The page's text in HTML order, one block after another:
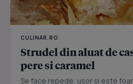
CULINAR.RO
Strudel din aluat de
pere si caramel
Se face repede, usor si este